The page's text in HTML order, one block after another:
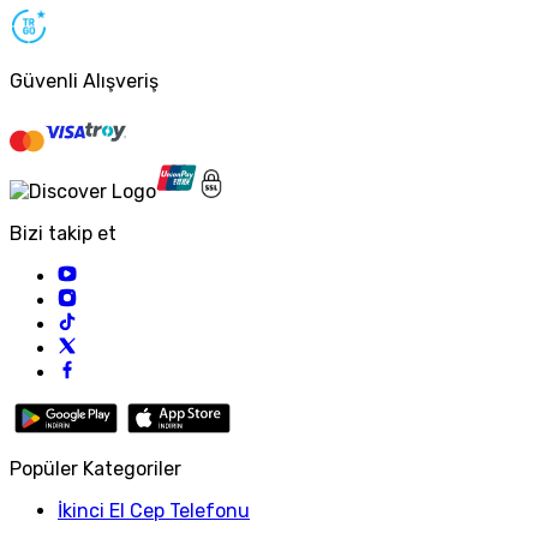
Güvenli Alışveriş
Bizi takip et
Popüler Kategoriler
İkinci El Cep Telefonu